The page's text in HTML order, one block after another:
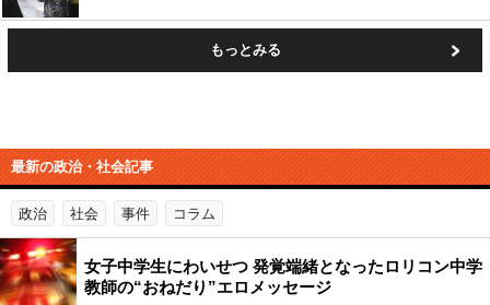
もっとみる
最新の政治・社会記事
政治 社会 事件 コラム
女子中学生にわいせつ 発覚端緒となったロリコン中学
教師の“おねだり”エロメッセージ